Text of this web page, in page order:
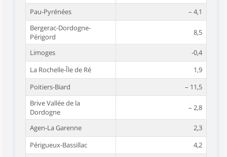
Pau-Pyrénées
– 4,1
Bergerac-Dordogne-
Périgord
8,5
Limoges
-0,4
La Rochelle-Île de Ré
1,9
Poitiers-Biard
– 11,5
Brive Vallée de la
Dordogne
– 2,8
Agen-La Garenne
2,3
Périgueux-Bassillac
4,2